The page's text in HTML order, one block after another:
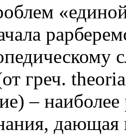
греч.
–
дающая